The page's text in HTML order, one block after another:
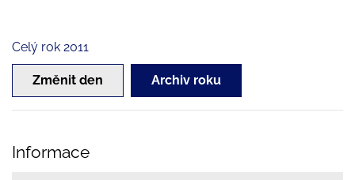
Celý rok 2011
Změnit den Archiv roku
Informace